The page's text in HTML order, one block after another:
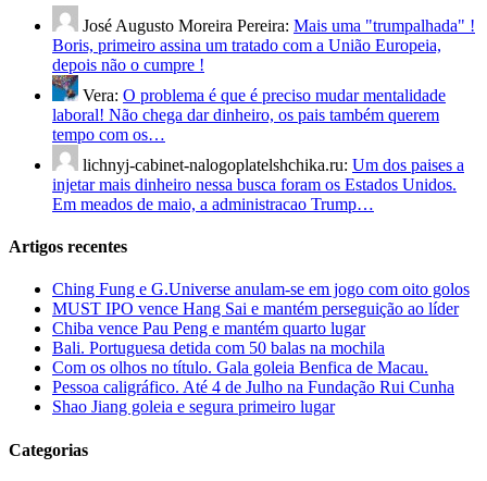
José Augusto Moreira Pereira: Mais uma "trumpalhada" !
Boris, primeiro assina um tratado com a União Europeia,
depois não o cumpre !
Vera: O problema é que é preciso mudar mentalidade
laboral! Não chega dar dinheiro, os pais também querem
tempo com os…
lichnyj-cabinet-nalogoplatelshchika.ru: Um dos paises a
injetar mais dinheiro nessa busca foram os Estados Unidos.
Em meados de maio, a administracao Trump…
Artigos recentes
Ching Fung e G.Universe anulam-se em jogo com oito golos
MUST IPO vence Hang Sai e mantém perseguição ao líder
Chiba vence Pau Peng e mantém quarto lugar
Bali. Portuguesa detida com 50 balas na mochila
Com os olhos no título. Gala goleia Benfica de Macau.
Pessoa caligráfico. Até 4 de Julho na Fundação Rui Cunha
Shao Jiang goleia e segura primeiro lugar
Categorias